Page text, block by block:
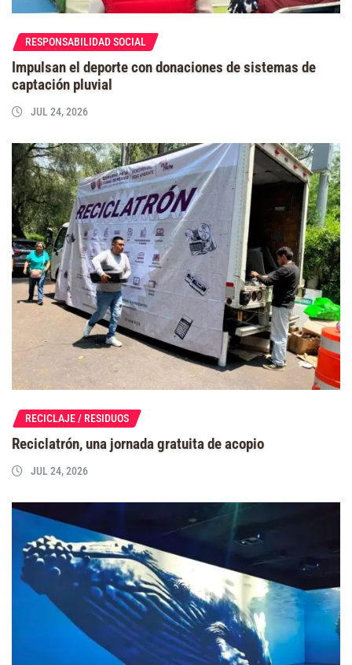
RESPONSABILIDAD SOCIAL
Impulsan el deporte con donaciones de sistemas de
captación pluvial
JUL 24, 2026
RECICLAJE / RESIDUOS
Reciclatrón, una jornada gratuita de acopio
JUL 24, 2026